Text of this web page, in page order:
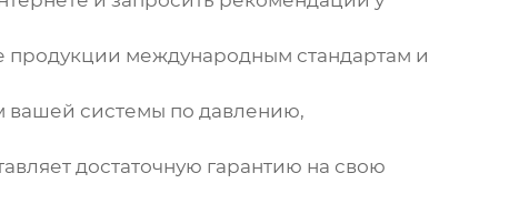
продукции международным стандартам и
вашей системы по давлению,
достаточную гарантию на свою